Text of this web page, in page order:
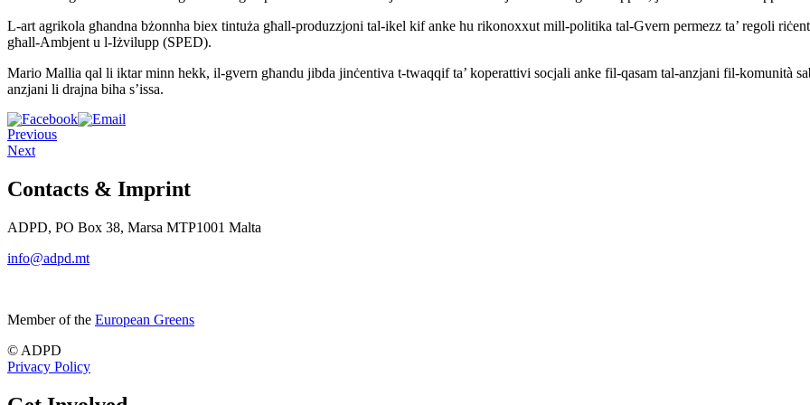
L-art agrikola għandna bżonnha biex tintuża għall-produzzjoni tal-ikel kif anke hu rikonoxxut mill-politika tal-Gvern permezz ta’ regoli
għall-Ambjent u l-Iżvilupp (SPED).
Mario Mallia qal li iktar minn hekk, il-gvern għandu jibda jinċentiva t-twaqqif ta’ koperattivi socjali anke fil-qasam tal-anzjani fil-komunità
anzjani li drajna biha s’issa.
Previous
Next
Contacts & Imprint
ADPD, PO Box 38, Marsa MTP1001 Malta
info@adpd.mt
Member of the European Greens
© ADPD
Privacy Policy